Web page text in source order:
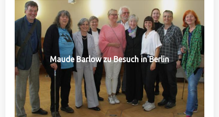
Maude Barlow zu Besuch in Berlin